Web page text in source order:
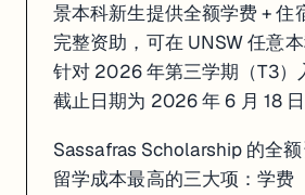
景本科新生提供全额学费 + 住
完整资助，可在 UNSW 任意本
针对 2026 年第三学期（T3）
截止日期为 2026 年 6 月 18 日
Sassafras Scholarship 的全
留学成本最高的三大项：学费